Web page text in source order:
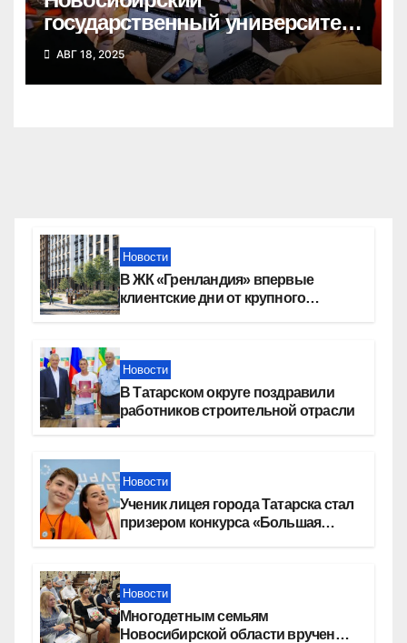
государственный университет
победил в федеральном
конкурсе стартап-студий
АВГ 18, 2025
Новости
В ЖК «Гренландия» впервые
клиентские дни от крупного
Новости
В Татарском округе поздравили
работников строительной отрасли
Новости
Ученик лицея города Татарска стал
призером конкурса «Большая
Новости
Многодетным семьям
Новосибирской области вручены